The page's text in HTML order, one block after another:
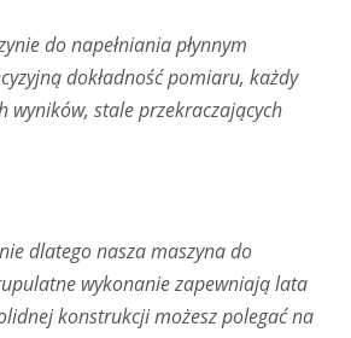
do napełniania płynnym
dokładność pomiaru, każdy
wyników, stale przekraczających
dlatego nasza maszyna do
wykonanie zapewniają lata
konstrukcji możesz polegać na